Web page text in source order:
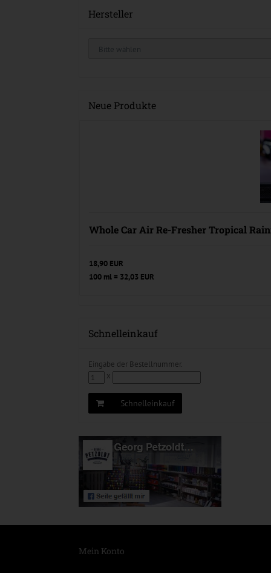
Hersteller
Neue Produkte
Whole Car Air Re-Fresher Tropical
18,90 EUR
100 ml = 32,03 EUR
Schnelleinkauf
Eingabe der Bestellnummer.
x
Schnelleinkauf
Mein Konto